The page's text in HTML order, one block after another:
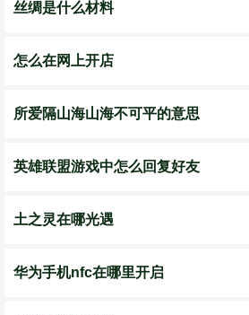
丝绸是什么材料
怎么在网上开店
所爱隔山海山海不可平的意思
英雄联盟游戏中怎么回复好友
土之灵在哪光遇
华为手机nfc在哪里开启